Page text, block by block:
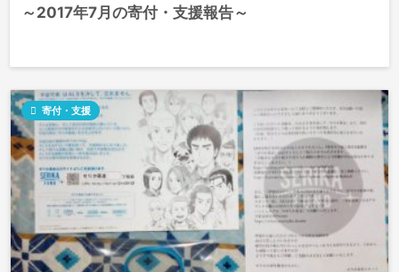
～2017年7月の寄付・支援報告～
 寄付・支援